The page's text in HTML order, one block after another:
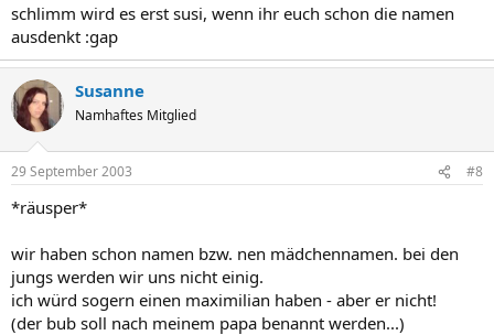
schlimm wird es erst susi, wenn ihr euch schon die namen
ausdenkt :gap
Susanne
Namhaftes Mitglied
29 September 2003 #8
*räusper*
wir haben schon namen bzw. nen mädchennamen. bei den
jungs werden wir uns nicht einig.
ich würd sogern einen maximilian haben - aber er nicht!
(der bub soll nach meinem papa benannt werden...)